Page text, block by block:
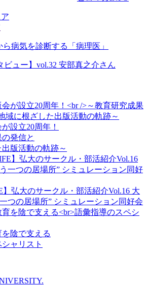
ら病気を診断する「病理医」
ビュー】vol.32 安部真之介さん
設立20周年！
発信と
版活動の軌跡～
】弘大のサークル・部活紹介Vol.16 大
つの居場所” シミュレーション同好会
陰で支える
ャリスト